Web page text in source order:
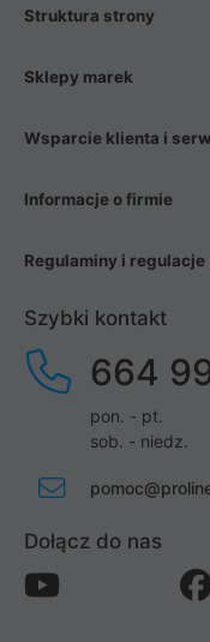
Struktura strony
Sklepy marek
Wsparcie klienta i
Informacje o firmie
Regulaminy i regulacje
Szybki kontakt
664
pon. - pt.
sob. - niedz.
Dołącz do nas